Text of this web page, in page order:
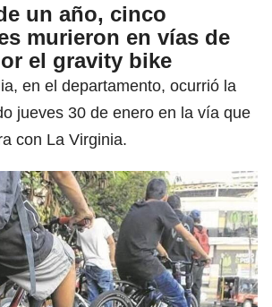
un año, cinco
murieron en vías de
el gravity bike
en el departamento, ocurrió la
jueves 30 de enero en la vía que
con La Virginia.